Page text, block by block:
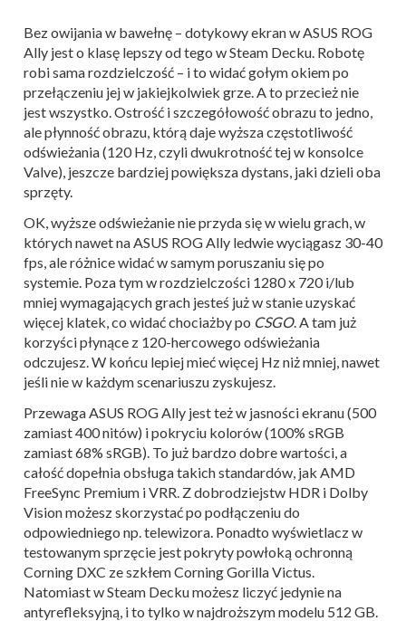
Bez owijania w bawełnę – dotykowy ekran w ASUS ROG
Ally jest o klasę lepszy od tego w Steam Decku. Robotę
robi sama rozdzielczość – i to widać gołym okiem po
przełączeniu jej w jakiejkolwiek grze. A to przecież nie
jest wszystko. Ostrość i szczegółowość obrazu to jedno,
ale płynność obrazu, którą daje wyższa częstotliwość
odświeżania (120 Hz, czyli dwukrotność tej w konsolce
Valve), jeszcze bardziej powiększa dystans, jaki dzieli oba
sprzęty.
OK, wyższe odświeżanie nie przyda się w wielu grach, w
których nawet na ASUS ROG Ally ledwie wyciągasz 30-40
fps, ale różnice widać w samym poruszaniu się po
systemie. Poza tym w rozdzielczości 1280 x 720 i/lub
mniej wymagających grach jesteś już w stanie uzyskać
więcej klatek, co widać chociażby po CSGO. A tam już
korzyści płynące z 120-hercowego odświeżania
odczujesz. W końcu lepiej mieć więcej Hz niż mniej, nawet
jeśli nie w każdym scenariuszu zyskujesz.
Przewaga ASUS ROG Ally jest też w jasności ekranu (500
zamiast 400 nitów) i pokryciu kolorów (100% sRGB
zamiast 68% sRGB). To już bardzo dobre wartości, a
całość dopełnia obsługa takich standardów, jak AMD
FreeSync Premium i VRR. Z dobrodziejstw HDR i Dolby
Vision możesz skorzystać po podłączeniu do
odpowiedniego np. telewizora. Ponadto wyświetlacz w
testowanym sprzęcie jest pokryty powłoką ochronną
Corning DXC ze szkłem Corning Gorilla Victus.
Natomiast w Steam Decku możesz liczyć jedynie na
antyrefleksyjną, i to tylko w najdroższym modelu 512 GB.